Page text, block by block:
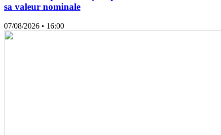
sa valeur nominale
07/08/2026 • 16:00